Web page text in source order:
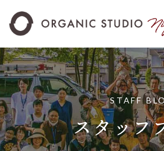
STAFF
スタッフ